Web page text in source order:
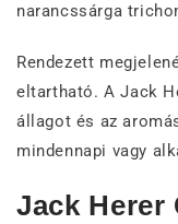
narancssárga
Rendezett
eltartható. A Jack
állagot és az
mindennapi vagy
Jack Herer